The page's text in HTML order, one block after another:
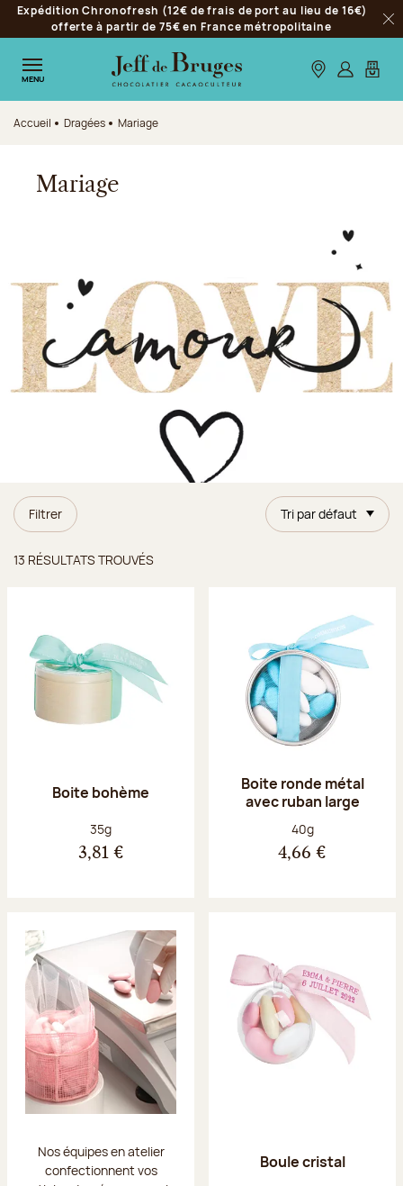
Aller à la navigation
Aller au contenu principal
Aller au pied de page
Expédition Chronofresh (12€ de frais de port au lieu de 16€)
offerte à partir de 75€ en France métropolitaine
MENU Nos boutiques
S’identifier
Mon
Accueil Dragées Mariage
Mariage
Filtrer Tri par défaut
13 RÉSULTATS TROUVÉS
Boite bohème
Poids net :
35g
3,81 €
Boite ronde métal
avec ruban large
Poids net :
40g
4,66 €
Nos équipes en atelier
confectionnent vos
Boule cristal